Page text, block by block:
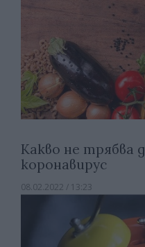
Какво не трябва
коронавирус
08.02.2022 / 13:23